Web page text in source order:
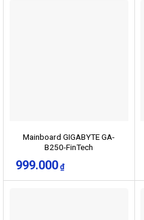
Mainboard GIGABYTE GA-
B250-FinTech
999.000 ₫